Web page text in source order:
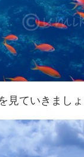
見ていきまし